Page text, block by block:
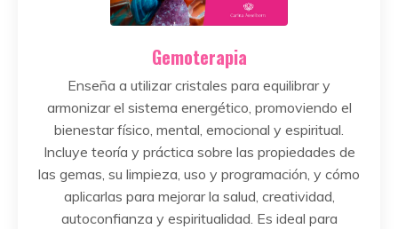
Gemoterapia
Enseña a utilizar cristales para equilibrar y
armonizar el sistema energético, promoviendo el
bienestar físico, mental, emocional y espiritual.
Incluye teoría y práctica sobre las propiedades de
las gemas, su limpieza, uso y programación, y cómo
aplicarlas para mejorar la salud, creatividad,
autoconfianza y espiritualidad. Es ideal para